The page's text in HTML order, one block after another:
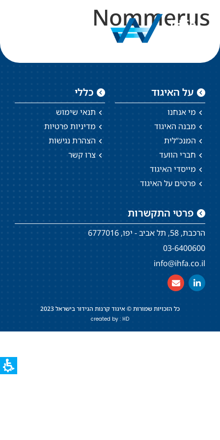
Nommerus
על האיגוד
מי אנחנו
מבנה האיגוד
המנכ”לית
חברי הוועד
מייסדי האיגוד
פרטים על האיגוד
כללי
תנאי שימוש
מדיניות פרטיות
הצהרת נגישות
צרו קשר
פרטי התקשרות
הרכבת, 58, תל אביב - יפו, 6777016
03-6400600
info@ihfa.co.il
כל הזכויות שמורות © איגוד קרנות הגידור בישראל 2023
created by : HD